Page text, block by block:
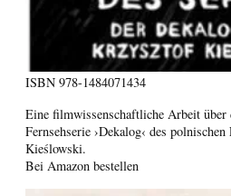
ISBN 978-1484071434
Eine filmwissenschaftliche Arbeit über
Fernsehserie ›Dekalog‹ des
Kieślowski.
Bei Amazon bestellen